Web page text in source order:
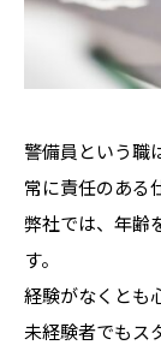
警備員という職
常に責任のある
弊社では、年齢
す。
経験がなくとも
未経験者でもス